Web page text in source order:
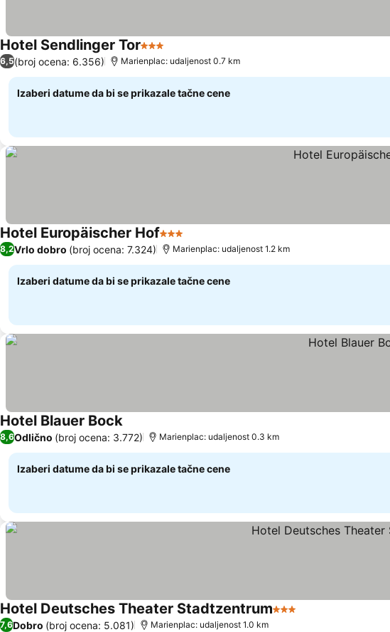
Hotel Sendlinger Tor3 Zvezdice
6,5(broj ocena: 6.356) Marienplac: udaljenost 0.7 km
Izaberi datume da bi se prikazale tačne cene
Hotel Europäischer Hof3 Zvezdice
8,2Vrlo dobro (broj ocena: 7.324) Marienplac: udaljenost 1.2 km
Izaberi datume da bi se prikazale tačne cene
Hotel Blauer Bock
8,6Odlično (broj ocena: 3.772) Marienplac: udaljenost 0.3 km
Izaberi datume da bi se prikazale tačne cene
Hotel Deutsches Theater Stadtzentrum3 Zvezdice
7,6Dobro (broj ocena: 5.081) Marienplac: udaljenost 1.0 km